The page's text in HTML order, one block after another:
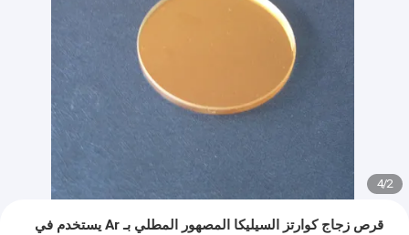
2
/
4
قرص زجاج كوارتز السيليكا المصهور المطلي بـ Ar يستخدم في